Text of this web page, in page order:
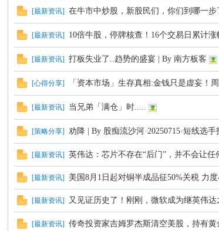
[最新资讯] 在牛市中炒股，新股民们，你们到哪一步
[最新资讯] 10倍牛股，停牌核查！16个交易日累计涨
[最新资讯] 打板失业了..趋势的盛宴 | By 南方板客
[心得分享] 「资本市场」生存真相:金钱只是虚妄！
[最新资讯] 当兄弟「满仓」时.....
[策略分享] 劝降 | By 股痴流沙河·20250715·短线选手
[最新资讯] 英伟达：芯片不存在“后门”，并不会让
[最新资讯] 美国8月1日起对铜半成品征50%关税 力
[最新资讯] 又见证历史了！刚刚，微软成为继英伟
[最新资讯] 传奇投资家吉姆罗杰斯清空美股，持有黄